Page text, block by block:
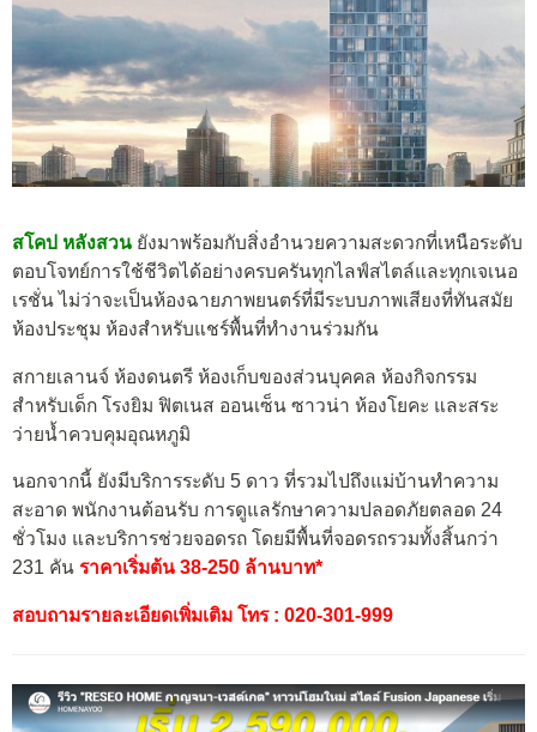
สโคป หลังสวน ยังมาพร้อมกับสิ่งอำนวยความสะดวกที่เหนือระดับ
ตอบโจทย์การใช้ชีวิตได้อย่างครบครันทุกไลฟ์สไตล์และทุกเจเนอ
เรชั่น ไม่ว่าจะเป็นห้องฉายภาพยนตร์ที่มีระบบภาพเสียงที่ทันสมัย
ห้องประชุม ห้องสำหรับแชร์พื้นที่ทำงานร่วมกัน
สกายเลานจ์ ห้องดนตรี ห้องเก็บของส่วนบุคคล ห้องกิจกรรม
สำหรับเด็ก โรงยิม ฟิตเนส ออนเซ็น ซาวน่า ห้องโยคะ และสระ
ว่ายน้ำควบคุมอุณหภูมิ
นอกจากนี้ ยังมีบริการระดับ 5 ดาว ที่รวมไปถึงแม่บ้านทำความ
สะอาด พนักงานต้อนรับ การดูแลรักษาความปลอดภัยตลอด 24
ชั่วโมง และบริการช่วยจอดรถ โดยมีพื้นที่จอดรถรวมทั้งสิ้นกว่า
231 คัน ราคาเริ่มต้น 38-250 ล้านบาท*
สอบถามรายละเอียดเพิ่มเติม โทร : 020-301-999